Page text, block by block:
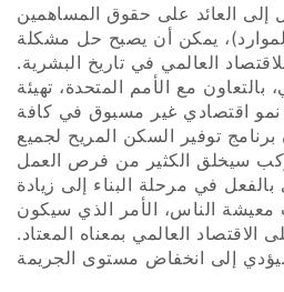
إلى العائد على حقوق المساهمين
يمكن أن يصبح حل مشكلة
العالمي في تاريخ البشرية.
بالتعاون مع الأمم المتحدة، تهيئة
نمو اقتصادي غير مسبوق في كافة
برنامج توفير السكن المريح لجميع
سيخلق الكثير من فرص العمل
في مرحلة البناء إلى زيادة
معيشة الناس، الأمر الذي سيكون
الاقتصاد العالمي بمعناه المعتاد.